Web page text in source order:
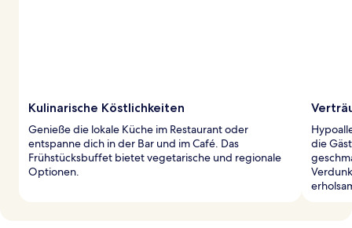
Kulinarische Köstlichkeiten
Genieße die lokale Küche im Restaurant oder
entspanne dich in der Bar und im Café. Das
Frühstücksbuffet bietet vegetarische und regionale
Optionen.
die